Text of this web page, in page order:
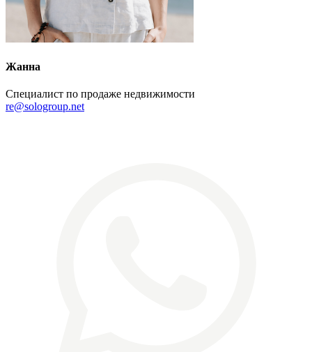
Жанна
Специалист по продаже недвижимости
re@sologroup.net